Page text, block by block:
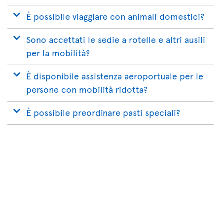
È possibile viaggiare con animali domestici?
Sono accettati le sedie a rotelle e altri ausili
per la mobilità?
È disponibile assistenza aeroportuale per le
persone con mobilità ridotta?
È possibile preordinare pasti speciali?